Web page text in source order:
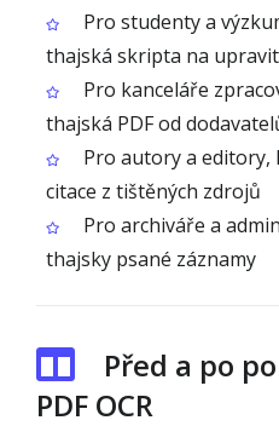
Pro studenty a
thajská skripta na
Pro kanceláře
thajská PDF od
Pro autory a
citace z tištěných zdrojů
Pro archiváře a
thajsky psané záznamy
Před a po
PDF OCR